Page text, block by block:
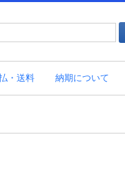
・送料 納期について